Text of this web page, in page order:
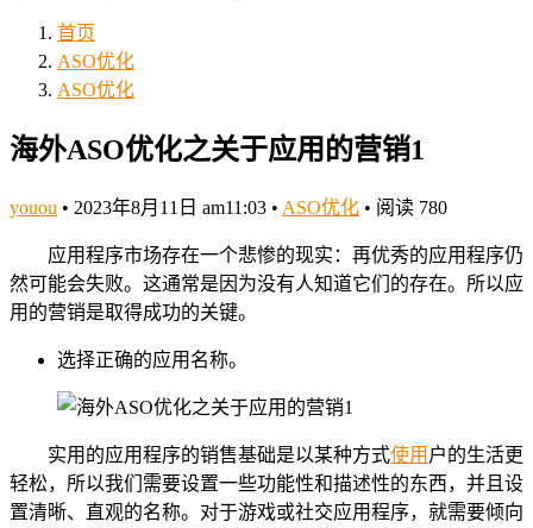
首页
ASO优化
ASO优化
海外ASO优化之关于应用的营销1
youou • 2023年8月11日 am11:03 • ASO优化 • 阅读 780
应用程序市场存在一个悲惨的现实：再优秀的应用程序仍
然可能会失败。这通常是因为没有人知道它们的存在。所以应
用的营销是取得成功的关键。
选择正确的应用名称。
实用的应用程序的销售基础是以某种方式使用 户的生活更
轻松，所以我们需要设置一些功能性和描述性的东西，并且设
置清晰、直观的名称。对于游戏或社交应用程序，就需要倾向